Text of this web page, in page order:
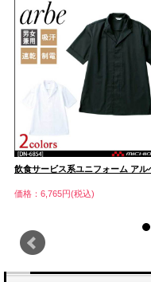
飲食サービス系ユニフォーム ア
価格：6,765円(税込)